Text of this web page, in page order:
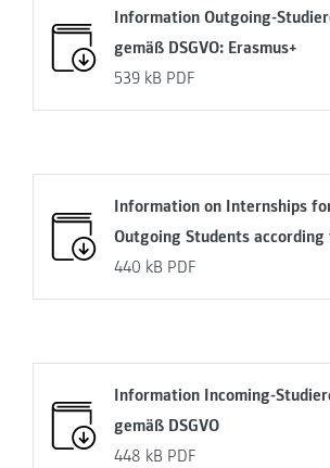
Information Outgoing-
gemäß DSGVO: Erasmus+
539 kB PDF
Information on Internships
Outgoing Students according
440 kB PDF
Information Incoming-
gemäß DSGVO
448 kB PDF